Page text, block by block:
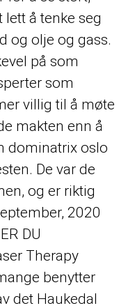
å tenke seg
og olje og gass.
på som
som
villig til å møte
makten enn å
dominatrix oslo
De var de
og er riktig
2020
DU
Therapy
benytter
det Haukedal